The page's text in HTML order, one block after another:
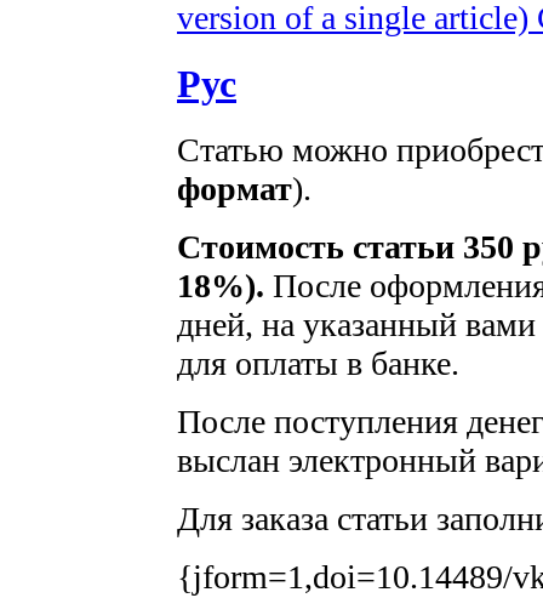
version of a single article)
Рус
Статью можно
формат).
Стоимость статьи 350
18%). После оформления
дней, на указанный
для оплаты в банке.
После поступления
выслан электронный
Для заказа статьи
{jform=1,doi=10.14489/